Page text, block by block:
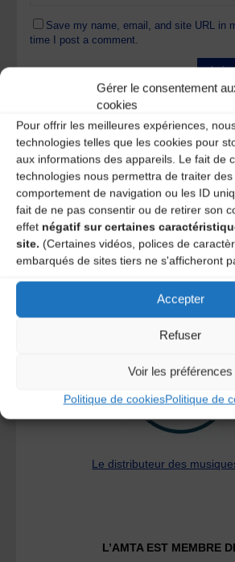
Gérer le consentement
cookies
Pour offrir les meilleures expériences,
technologies telles que les cookies pour
aux informations des appareils. Le fait de
technologies nous permettra de traiter
comportement de navigation ou les ID
fait de ne pas consentir ou de retirer son
effet négatif sur certaines
site. (Certaines vidéos, polices de
embarqués de sites tiers ne s'afficheront
Accepter
Refuser
Voir les préférences
Politique de cookiesPolitique de
Save my name, email, and site URL in
time I post a comment.
Ce site utilise Akismet pour réduire les
commentaires sont traitées.
A DECOUVRIR :
Le distributeur des
L’AMTA EST MEMBRE